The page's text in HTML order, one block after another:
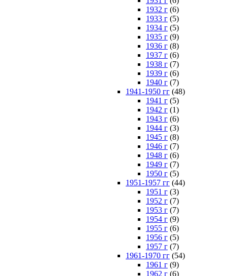
1932 г (6)
1933 г (5)
1934 г (5)
1935 г (9)
1936 г (8)
1937 г (6)
1938 г (7)
1939 г (6)
1940 г (7)
1941-1950 гг (48)
1941 г (5)
1942 г (1)
1943 г (6)
1944 г (3)
1945 г (8)
1946 г (7)
1948 г (6)
1949 г (7)
1950 г (5)
1951-1957 гг (44)
1951 г (3)
1952 г (7)
1953 г (7)
1954 г (9)
1955 г (6)
1956 г (5)
1957 г (7)
1961-1970 гг (54)
1961 г (9)
1962 г (6)